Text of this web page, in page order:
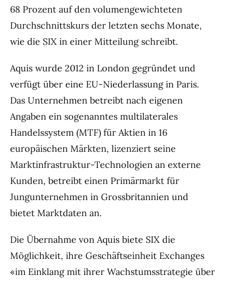
68 Prozent auf den volumengewichteten
Durchschnittskurs der letzten sechs Monate,
wie die SIX in einer Mitteilung schreibt.
Aquis wurde 2012 in London gegründet und
verfügt über eine EU-Niederlassung in Paris.
Das Unternehmen betreibt nach eigenen
Angaben ein sogenanntes multilaterales
Handelssystem (MTF) für Aktien in 16
europäischen Märkten, lizenziert seine
Marktinfrastruktur-Technologien an externe
Kunden, betreibt einen Primärmarkt für
Jungunternehmen in Grossbritannien und
bietet Marktdaten an.
Die Übernahme von Aquis biete SIX die
Möglichkeit, ihre Geschäftseinheit Exchanges
«im Einklang mit ihrer Wachstumsstrategie über